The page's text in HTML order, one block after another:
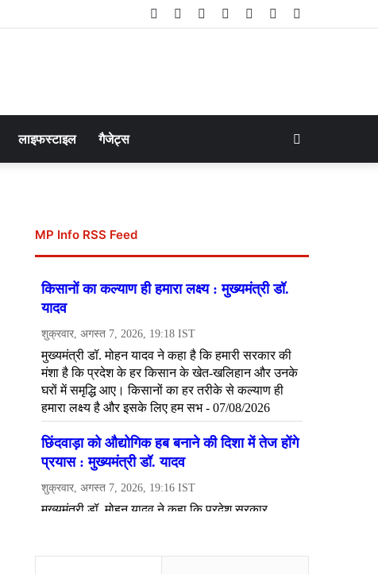
Telegram
Instagram
YouTube
LinkedIn
Twitter
Facebook
लाइफस्टाइल गैजेट्स
MP Info RSS Feed